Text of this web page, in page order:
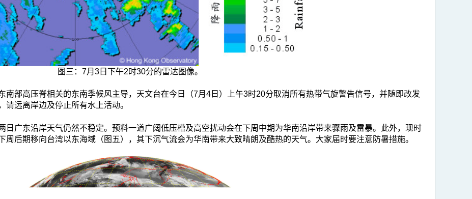
图三：7月3日下午2时30分的雷达图像。
南部高压脊相关的东南季候风主导，天文台在今日（7月4日）上午3时20分取消所有热带气旋警告信号，并随即改发
远离岸边及停止所有水上活动。
日广东沿岸天气仍然不稳定。预料一道广阔低压槽及高空扰动会在下周中期为华南沿岸带来骤雨及雷暴。此外，现时
后期移向台湾以东海域（图五），其下沉气流会为华南带来大致晴朗及酷热的天气。大家届时要注意防暑措施。